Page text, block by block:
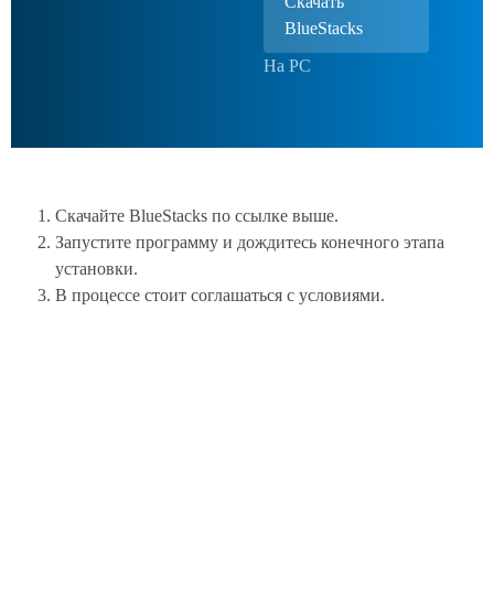
BlueStacks
На PC
Скачайте BlueStacks по ссылке выше.
Запустите программу и дождитесь конечного этапа
установки.
В процессе стоит соглашаться с условиями.